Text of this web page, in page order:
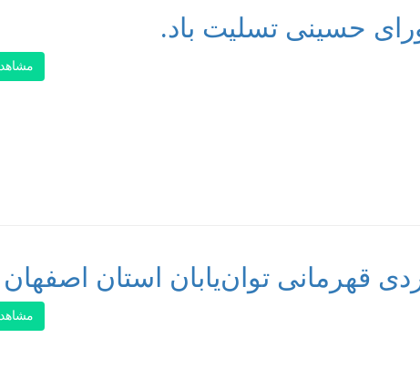
حسینی تسلیت باد.
قهرمانی توان‌یابان استان اصفهان